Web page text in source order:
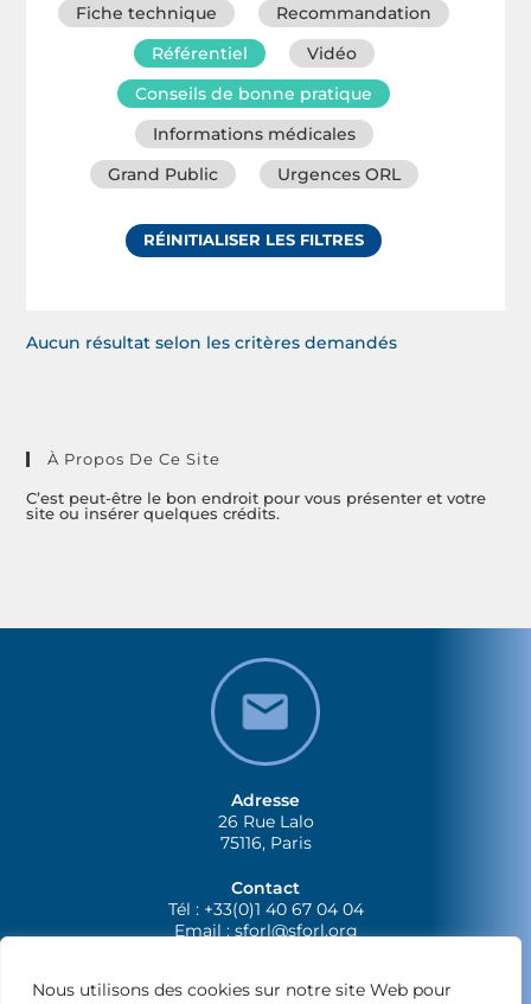
Nous utilisons des cookies sur notre site Web pour
Fiche technique
Recommandation
Référentiel
Vidéo
Conseils de bonne pratique
Informations médicales
Grand Public
Urgences ORL
RÉINITIALISER LES FILTRES
Aucun résultat selon les critères demandés
À Propos De Ce Site
C’est peut-être le bon endroit pour vous présenter et votre
site ou insérer quelques crédits.
Adresse
26 Rue Lalo
75116, Paris
Contact
Tél : +33(0)1 40 67 04 04
Email :sforl@sforl.org